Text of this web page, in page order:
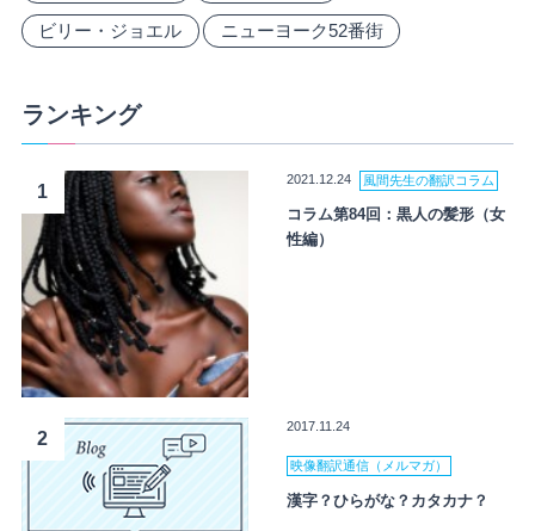
ビリー・ジョエル ニューヨーク52番街
ランキング
1
2021.12.24 風間先生の翻訳コラム
コラム第84回：黒人の髪形（女
性編）
2
2017.11.24
映像翻訳通信（メルマガ）
漢字？ひらがな？カタカナ？